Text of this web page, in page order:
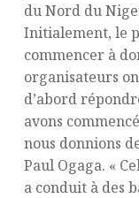
du Nord du
Initialement, le
commencer à
organisateurs
d’abord
avons
nous donnions
Paul Ogaga. «
a conduit à des